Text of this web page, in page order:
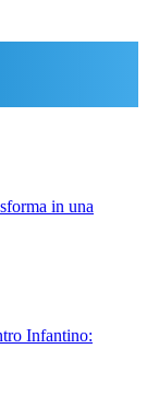
in una
Infantino: